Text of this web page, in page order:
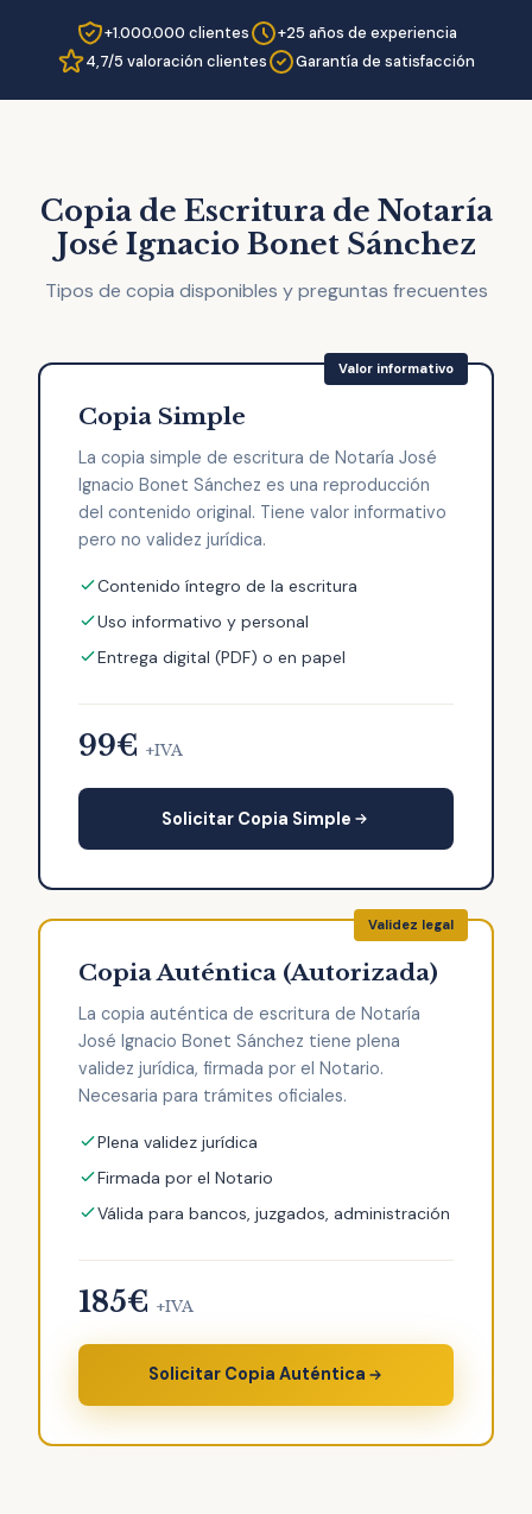
+1.000.000 clientes
+25 años de experiencia
4,7/5 valoración clientes
Garantía de satisfacción
Copia de Escritura de Notaría
José Ignacio Bonet Sánchez
Tipos de copia disponibles y preguntas frecuentes
Copia Simple
La copia simple de escritura de Notaría José
Ignacio Bonet Sánchez es una reproducción
del contenido original. Tiene valor informativo
pero no validez jurídica.
Contenido íntegro de la escritura
Uso informativo y personal
Entrega digital (PDF) o en papel
99€ +IVA
Solicitar Copia Simple
Copia Auténtica (Autorizada)
La copia auténtica de escritura de Notaría
José Ignacio Bonet Sánchez tiene plena
validez jurídica, firmada por el Notario.
Necesaria para trámites oficiales.
Plena validez jurídica
Firmada por el Notario
Válida para bancos, juzgados, administración
185€ +IVA
Solicitar Copia Auténtica